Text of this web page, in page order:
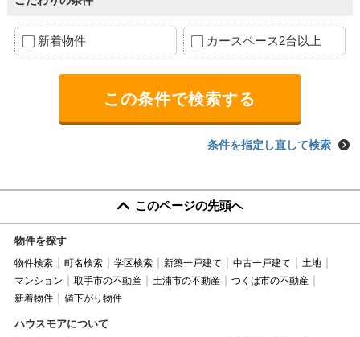
新着物件 カースペース2台以上
条件を指定し直して検索
このページの先頭へ
物件を探す
物件検索 町名検索 学区検索 新築一戸建て 中古一戸建て
土地
マンション
取手市の不動産 土浦市の不動産
つくば市の不動産
新着物件
値下がり物件
ハウスモアについて